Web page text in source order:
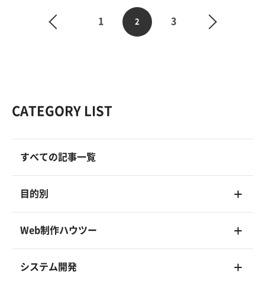
1 2 3
CATEGORY LIST
すべての記事一覧
目的別
Web制作ハウツー
システム開発